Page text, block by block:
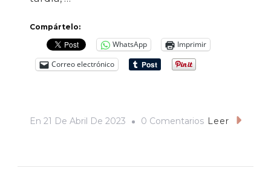
Compártelo:
WhatsApp
Imprimir
Correo electrónico
En 21 De Abril De 2023 0 ComentariosEnLeer